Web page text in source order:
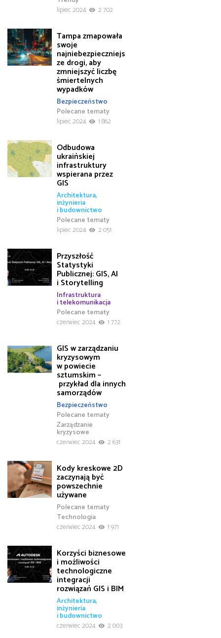
lipiec 2024
2 702
Tampa zmapowała
swoje
najniebezpieczniejs
ze drogi, aby
zmniejszyć liczbę
śmiertelnych
wypadków
Bezpieczeństwo
Polecane tematy
lipiec 2024
1 862
Odbudowa
ukraińskiej
infrastruktury
wspierana przez
GIS
Architektura,
inżynieria
i budownictwo
Polecane tematy
lipiec 2024
2 051
Przyszłość
Statystyki
Publicznej: GIS, AI
i Storytelling
Infrastruktura
i telekomunikacja
Polecane tematy
czerwiec 2024
1 772
GIS w zarządzaniu
kryzysowym
w powiecie
sztumskim –
przykład dla innych
samorządów
Bezpieczeństwo
Polecane tematy
Zarządzanie
kryzysowe
czerwiec 2024
2 631
Kody kreskowe 2D
zaczynają być
powszechnie
używane
Polecane tematy
Technologia
czerwiec 2024
1 971
Korzyści biznesowe
i możliwości
technologiczne
integracji
rozwiązań GIS i BIM
Architektura,
inżynieria
i budownictwo
czerwiec 2024
2 003